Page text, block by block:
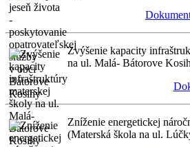
Zvýšenie kapacity
na ul. Malá- Bátorove
Zníženie energetickej
(Materská škola na ul.